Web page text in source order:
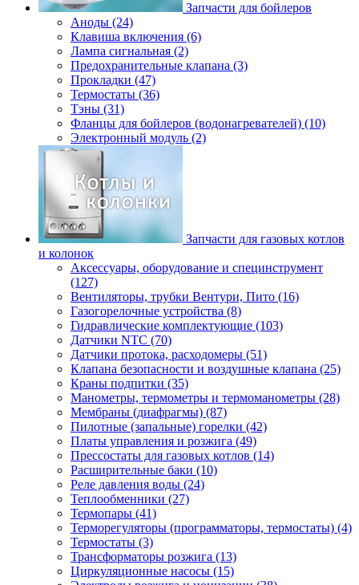
Запчасти для бойлеров
Аноды (24)
Клавиша включения (6)
Лампа сигнальная (2)
Предохранительные клапана (3)
Прокладки (47)
Термостаты (36)
Тэны (31)
Фланцы для бойлеров (водонагревателей) (10)
Электронный модуль (2)
Запчасти для газовых котлов
и колонок
Аксессуары, оборудование и специнструмент
(127)
Вентиляторы, трубки Вентури, Пито (16)
Газогорелочные устройства (8)
Гидравлические комплектующие (103)
Датчики NTC (70)
Датчики протока, расходомеры (51)
Клапана безопасности и воздушные клапана (25)
Краны подпитки (35)
Манометры, термометры и термоманометры (28)
Мембраны (диафрагмы) (87)
Пилотные (запальные) горелки (42)
Платы управления и розжига (49)
Прессостаты для газовых котлов (14)
Расширительные баки (10)
Реле давления воды (24)
Теплообменники (27)
Термопары (41)
Терморегуляторы (программаторы, термостаты) (4)
Термостаты (3)
Трансформаторы розжига (13)
Циркуляционные насосы (15)